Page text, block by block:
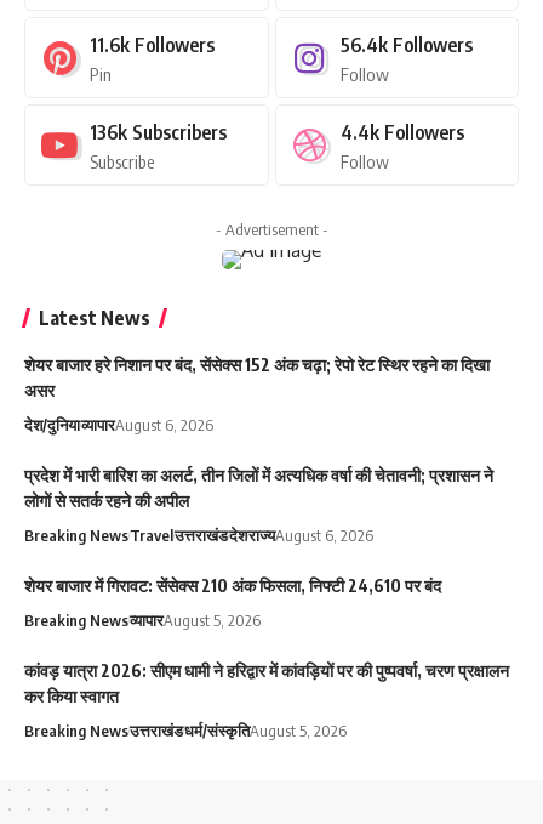
11.6k Followers
Pin
56.4k Followers
Follow
136k Subscribers
Subscribe
4.4k Followers
Follow
- Advertisement -
Latest News
शेयर बाजार हरे निशान पर बंद, सेंसेक्स 152 अंक चढ़ा; रेपो रेट स्थिर रहने का दिखा
असर
देश/दुनियाव्यापारAugust 6, 2026
प्रदेश में भारी बारिश का अलर्ट, तीन जिलों में अत्यधिक वर्षा की चेतावनी; प्रशासन ने
लोगों से सतर्क रहने की अपील
Breaking NewsTravelउत्तराखंडदेशराज्यAugust 6, 2026
शेयर बाजार में गिरावट: सेंसेक्स 210 अंक फिसला, निफ्टी 24,610 पर बंद
Breaking Newsव्यापारAugust 5, 2026
कांवड़ यात्रा 2026: सीएम धामी ने हरिद्वार में कांवड़ियों पर की पुष्पवर्षा, चरण प्रक्षालन
कर किया स्वागत
Breaking Newsउत्तराखंडधर्म/संस्कृतिAugust 5, 2026